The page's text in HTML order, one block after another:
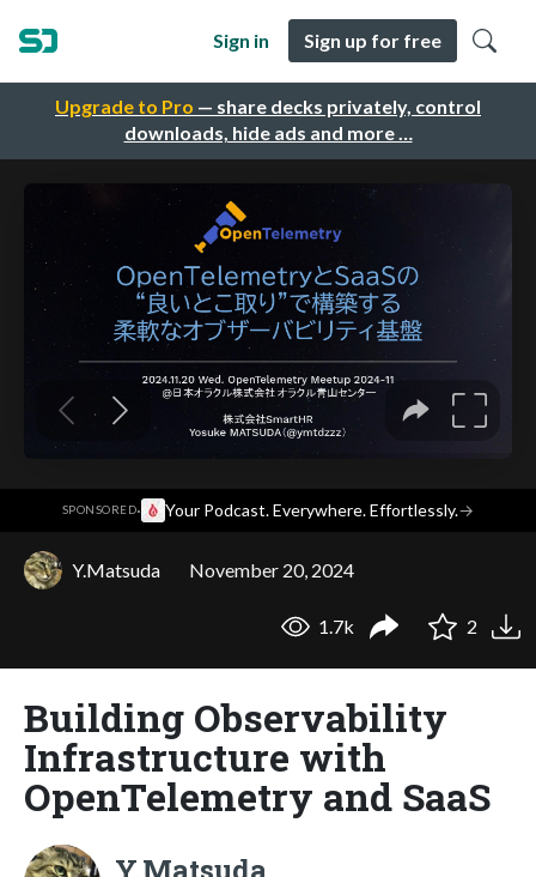
Upgrade to Pro — share decks privately, control
downloads, hide ads and more …
Sign in Sign up for free
SPONSORED· Your Podcast. Everywhere. Effortlessly.→
Y.Matsuda November 20, 2024
1.7k 2
Building Observability
Infrastructure with
OpenTelemetry and SaaS